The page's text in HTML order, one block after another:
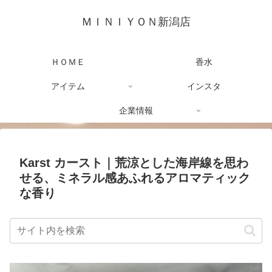
ＭＩＮＩＹＯＮ新潟店
ＨＯＭＥ 香水
アイテム インスタ
企業情報
Karst カースト｜荒涼とした海岸線を思わ
せる、ミネラル感あふれるアロマティック
な香り